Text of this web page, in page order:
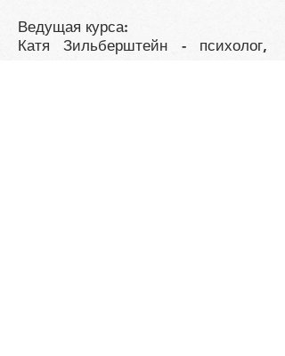
Ведущая курса:
Катя Зильберштейн - психолог,